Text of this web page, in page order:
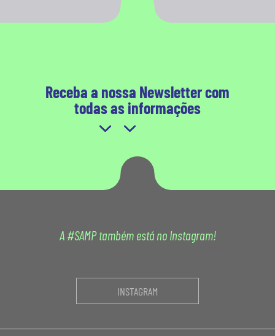
Receba a nossa Newsletter com
todas as informações
A #SAMP também está no Instagram!
INSTAGRAM